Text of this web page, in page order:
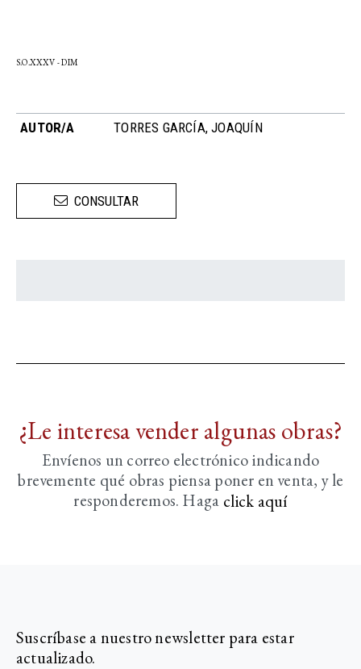
S.O.XXXV - DIM
AUTOR/A TORRES GARCÍA, JOAQUÍN
CONSULTAR
¿Le interesa vender algunas obras?
Envíenos un correo electrónico indicando
brevemente qué obras piensa poner en venta, y le
responderemos. Haga click aquí­
Suscríbase a nuestro newsletter para estar
actualizado.